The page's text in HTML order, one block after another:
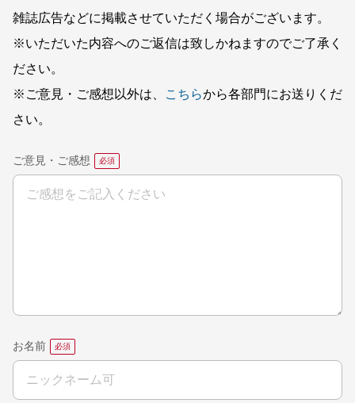
雑誌広告などに掲載させていただく場合がございます。
※いただいた内容へのご返信は致しかねますのでご了承く
ださい。
※ご意見・ご感想以外は、
こちらから各部門にお送りくだ
さい。
ご意見・ご感想
お名前